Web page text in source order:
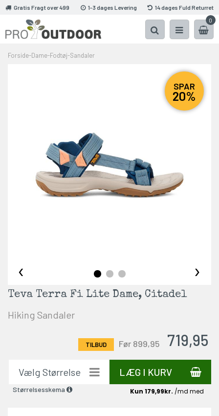
Gratis Fragt over 499 1-3 dages Levering
14 dages Fuld Returret
0
Forside-Dame-Fodtøj-Sandaler
SPAR
20%
‹ ›
Teva Terra Fi Lite Dame, Citadel
Hiking Sandaler
719,95
Før 899,95
Størrelsesskema
LÆG I KURV